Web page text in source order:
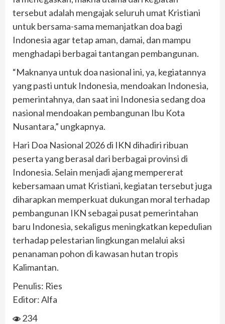
tersebut adalah mengajak seluruh umat Kristiani
untuk bersama-sama memanjatkan doa bagi
Indonesia agar tetap aman, damai, dan mampu
menghadapi berbagai tantangan pembangunan.
“Maknanya untuk doa nasional ini, ya, kegiatannya
yang pasti untuk Indonesia, mendoakan Indonesia,
pemerintahnya, dan saat ini Indonesia sedang doa
nasional mendoakan pembangunan Ibu Kota
Nusantara,” ungkapnya.
Hari Doa Nasional 2026 di IKN dihadiri ribuan
peserta yang berasal dari berbagai provinsi di
Indonesia. Selain menjadi ajang mempererat
kebersamaan umat Kristiani, kegiatan tersebut juga
diharapkan memperkuat dukungan moral terhadap
pembangunan IKN sebagai pusat pemerintahan
baru Indonesia, sekaligus meningkatkan kepedulian
terhadap pelestarian lingkungan melalui aksi
penanaman pohon di kawasan hutan tropis
Kalimantan.
Penulis: Ries
Editor: Alfa
234